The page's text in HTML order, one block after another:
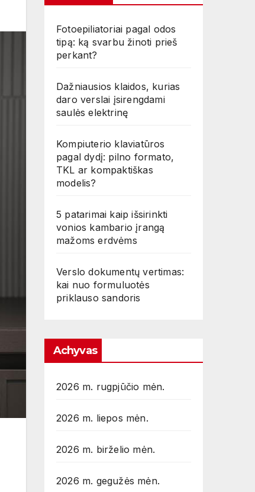
Fotoepiliatoriai pagal odos
tipą: ką svarbu žinoti prieš
perkant?
Dažniausios klaidos, kurias
daro verslai įsirengdami
saulės elektrinę
Kompiuterio klaviatūros
pagal dydį: pilno formato,
TKL ar kompaktiškas
modelis?
5 patarimai kaip išsirinkti
vonios kambario įrangą
mažoms erdvėms
Verslo dokumentų vertimas:
kai nuo formuluotės
priklauso sandoris
Achyvas
2026 m. rugpjūčio mėn.
2026 m. liepos mėn.
2026 m. birželio mėn.
2026 m. gegužės mėn.